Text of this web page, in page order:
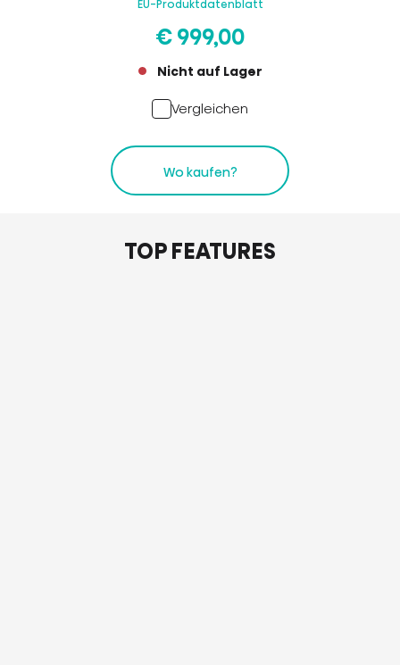
EU-Produktdatenblatt
€ 999,00
Nicht auf Lager
Vergleichen
Wo kaufen?
TOP FEATURES